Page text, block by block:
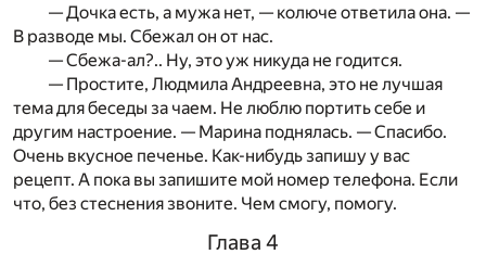
— Дочка есть, а мужа нет, — колюче ответила она. —
В разводе мы. Сбежал он от нас.
— Сбежа-ал?.. Ну, это уж никуда не годится.
— Простите, Людмила Андреевна, это не лучшая
тема для беседы за чаем. Не люблю портить себе и
другим настроение. — Марина поднялась. — Спасибо.
Очень вкусное печенье. Как-нибудь запишу у вас
рецепт. А пока вы запишите мой номер телефона. Если
что, без стеснения звоните. Чем смогу, помогу.
Глава 4